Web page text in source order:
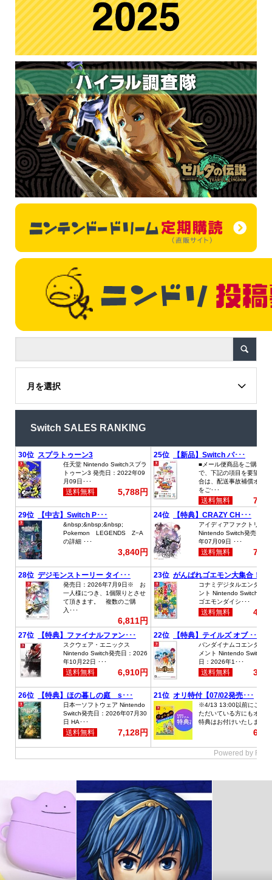
月を選択
Switch SALES RANKING